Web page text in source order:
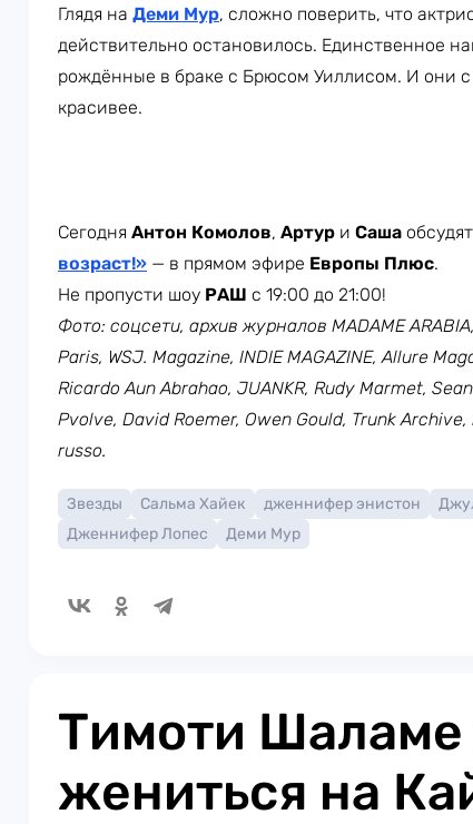
Глядя на Деми Мур, сложно поверить, что
действительно остановилось. Единственное
рождённые в браке с Брюсом Уиллисом. И они
красивее.
Сегодня Антон Комолов, Артур и Саша
возраст!» — в прямом эфире Европы Плюс.
Не пропусти шоу РАШ с 19:00 до 21:00!
Фото: соцсети, архив журналов MADAME
Paris, WSJ. Magazine, INDIE MAGAZINE, Allure
Ricardo Aun Abrahao, JUANKR, Rudy Marmet,
Pvolve, David Roemer, Owen Gould, Trunk
russo.
Звезды Сальма Хайек дженнифер энистон
Дженнифер Лопес
Деми Мур
Тимоти Шаламе
жениться на